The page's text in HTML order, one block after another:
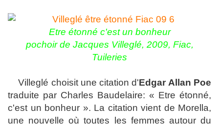
Etre étonné c'est un bonheur
pochoir de Jacques Villeglé, 2009, Fiac,
Tuileries
Villeglé choisit une citation d'Edgar Allan Poe
traduite par Charles Baudelaire: « Etre étonné,
c'est un bonheur ». La citation vient de Morella,
une nouvelle où toutes les femmes autour du